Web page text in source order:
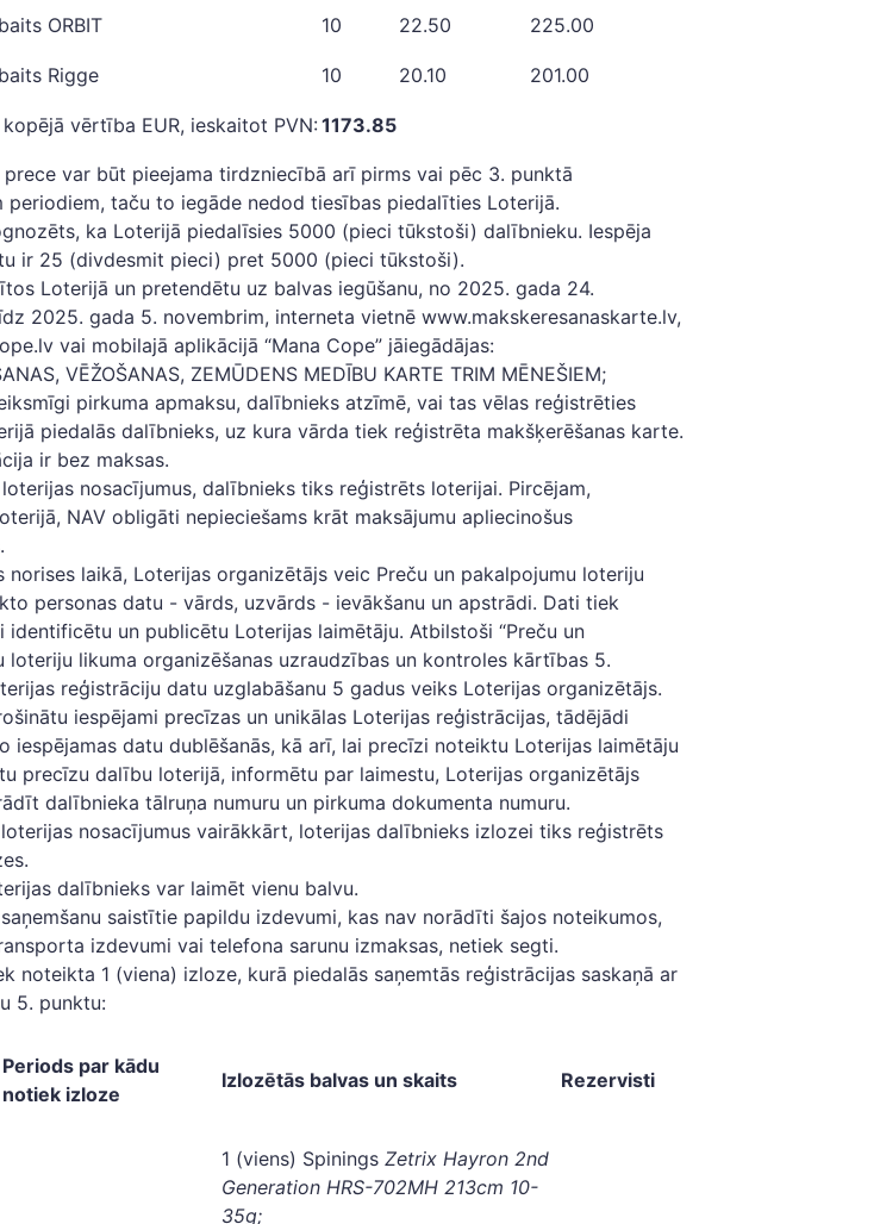
ORBIT 10 22.50 225.00
Rigge 10 20.10 201.00
vērtība EUR, ieskaitot PVN:1173.85
prece var būt pieejama tirdzniecībā arī pirms vai pēc 3. punktā
periodiem, taču to iegāde nedod tiesības piedalīties Loterijā.
ka Loterijā piedalīsies 5000 (pieci tūkstoši) dalībnieku. Iespēja
ir 25 (divdesmit pieci) pret 5000 (pieci tūkstoši).
Loterijā un pretendētu uz balvas iegūšanu, no 2025. gada 24.
2025. gada 5. novembrim, interneta vietnē www.makskeresanaskarte.lv,
vai mobilajā aplikācijā “Mana Cope” jāiegādājas:
VĒŽOŠANAS, ZEMŪDENS MEDĪBU KARTE TRIM MĒNEŠIEM;
pirkuma apmaksu, dalībnieks atzīmē, vai tas vēlas reģistrēties
piedalās dalībnieks, uz kura vārda tiek reģistrēta makšķerēšanas karte.
ir bez maksas.
nosacījumus, dalībnieks tiks reģistrēts loterijai. Pircējam,
NAV obligāti nepieciešams krāt maksājumu apliecinošus
norises laikā, Loterijas organizētājs veic Preču un pakalpojumu loteriju
personas datu - vārds, uzvārds - ievākšanu un apstrādi. Dati tiek
identificētu un publicētu Loterijas laimētāju. Atbilstoši “Preču un
loteriju likuma organizēšanas uzraudzības un kontroles kārtības 5.
reģistrāciju datu uzglabāšanu 5 gadus veiks Loterijas organizētājs.
iespējami precīzas un unikālas Loterijas reģistrācijas, tādējādi
iespējamas datu dublēšanās, kā arī, lai precīzi noteiktu Loterijas laimētāju
precīzu dalību loterijā, informētu par laimestu, Loterijas organizētājs
dalībnieka tālruņa numuru un pirkuma dokumenta numuru.
nosacījumus vairākkārt, loterijas dalībnieks izlozei tiks reģistrēts
dalībnieks var laimēt vienu balvu.
saistītie papildu izdevumi, kas nav norādīti šajos noteikumos,
izdevumi vai telefona sarunu izmaksas, netiek segti.
noteikta 1 (viena) izloze, kurā piedalās saņemtās reģistrācijas saskaņā ar
5. punktu:
Periods par kādu
notiek izloze
Izlozētās balvas un skaits Rezervisti
1 (viens) Spinings Zetrix Hayron 2nd
Generation HRS-702MH 213cm 10-
35g;